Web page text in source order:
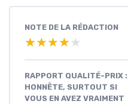
NOTE DE LA RÉDACTION
★★★★★
★★★★★
RAPPORT QUALITÉ-PRIX :
HONNÊTE, SURTOUT SI
VOUS EN AVEZ VRAIMENT